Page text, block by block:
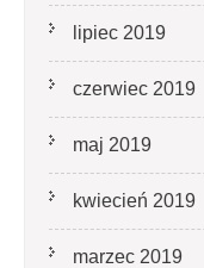
lipiec 2019
czerwiec 2019
maj 2019
kwiecień 2019
marzec 2019